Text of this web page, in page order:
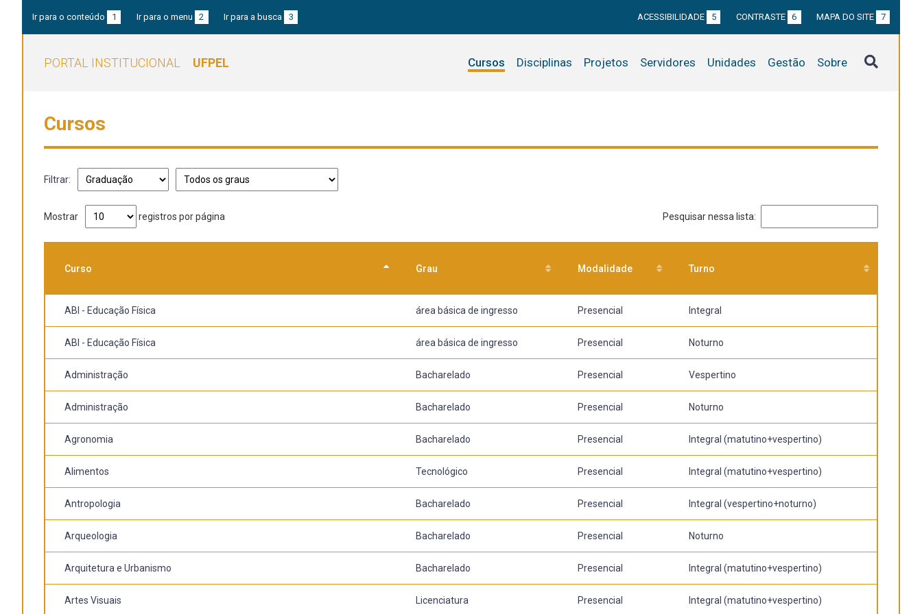
Ir para o conteúdo 1 Ir para o menu 2 Ir para a busca 3 ACESSIBILIDADE 5 CONTRASTE 6 MAPA DO SITE 7
PORTAL INSTITUCIONAL UFPEL Cursos Disciplinas Projetos Servidores Unidades Gestão Sobre
Cursos
Filtrar:
Mostrar registros por página Pesquisar nessa lista:
Curso Grau Modalidade Turno
ABI - Educação Física área básica de ingresso Presencial Integral
ABI - Educação Física área básica de ingresso Presencial Noturno
Administração Bacharelado Presencial Vespertino
Administração Bacharelado Presencial Noturno
Agronomia Bacharelado Presencial Integral (matutino+vespertino)
Alimentos Tecnológico Presencial Integral (matutino+vespertino)
Antropologia Bacharelado Presencial Integral (vespertino+noturno)
Arqueologia Bacharelado Presencial Noturno
Arquitetura e Urbanismo Bacharelado Presencial Integral (matutino+vespertino)
Artes Visuais Licenciatura Presencial Integral (matutino+vespertino)